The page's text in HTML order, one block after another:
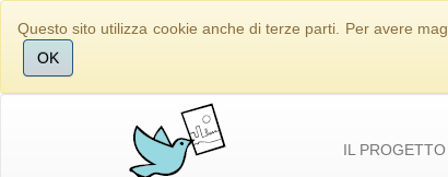
Questo sito utilizza cookie anche di terze parti. Per avere
OK
IL PROGETTO